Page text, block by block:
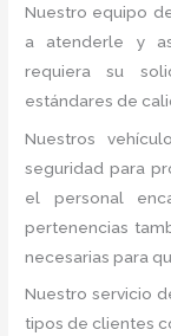
Nuestro equipo
a atenderle y
requiera su
estándares de
Nuestros
seguridad para
el personal
pertenencias
necesarias para
Nuestro servicio
tipos de clientes